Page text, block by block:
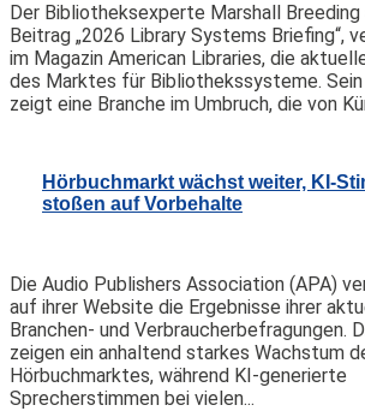
Der Bibliotheksexperte Marshall
Beitrag „2026 Library Systems Briefing“,
im Magazin American Libraries, die
des Marktes für Bibliothekssysteme.
zeigt eine Branche im Umbruch, die von
Hörbuchmarkt wächst weiter, KI-
stoßen auf Vorbehalte
Die Audio Publishers Association (APA)
auf ihrer Website die Ergebnisse ihrer
Branchen- und Verbraucherbefragungen.
zeigen ein anhaltend starkes Wachstum
Hörbuchmarktes, während KI-generierte
Sprecherstimmen bei vielen...